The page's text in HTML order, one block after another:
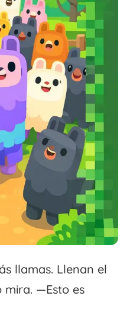
llamas. Llenan el
mira. —Esto es